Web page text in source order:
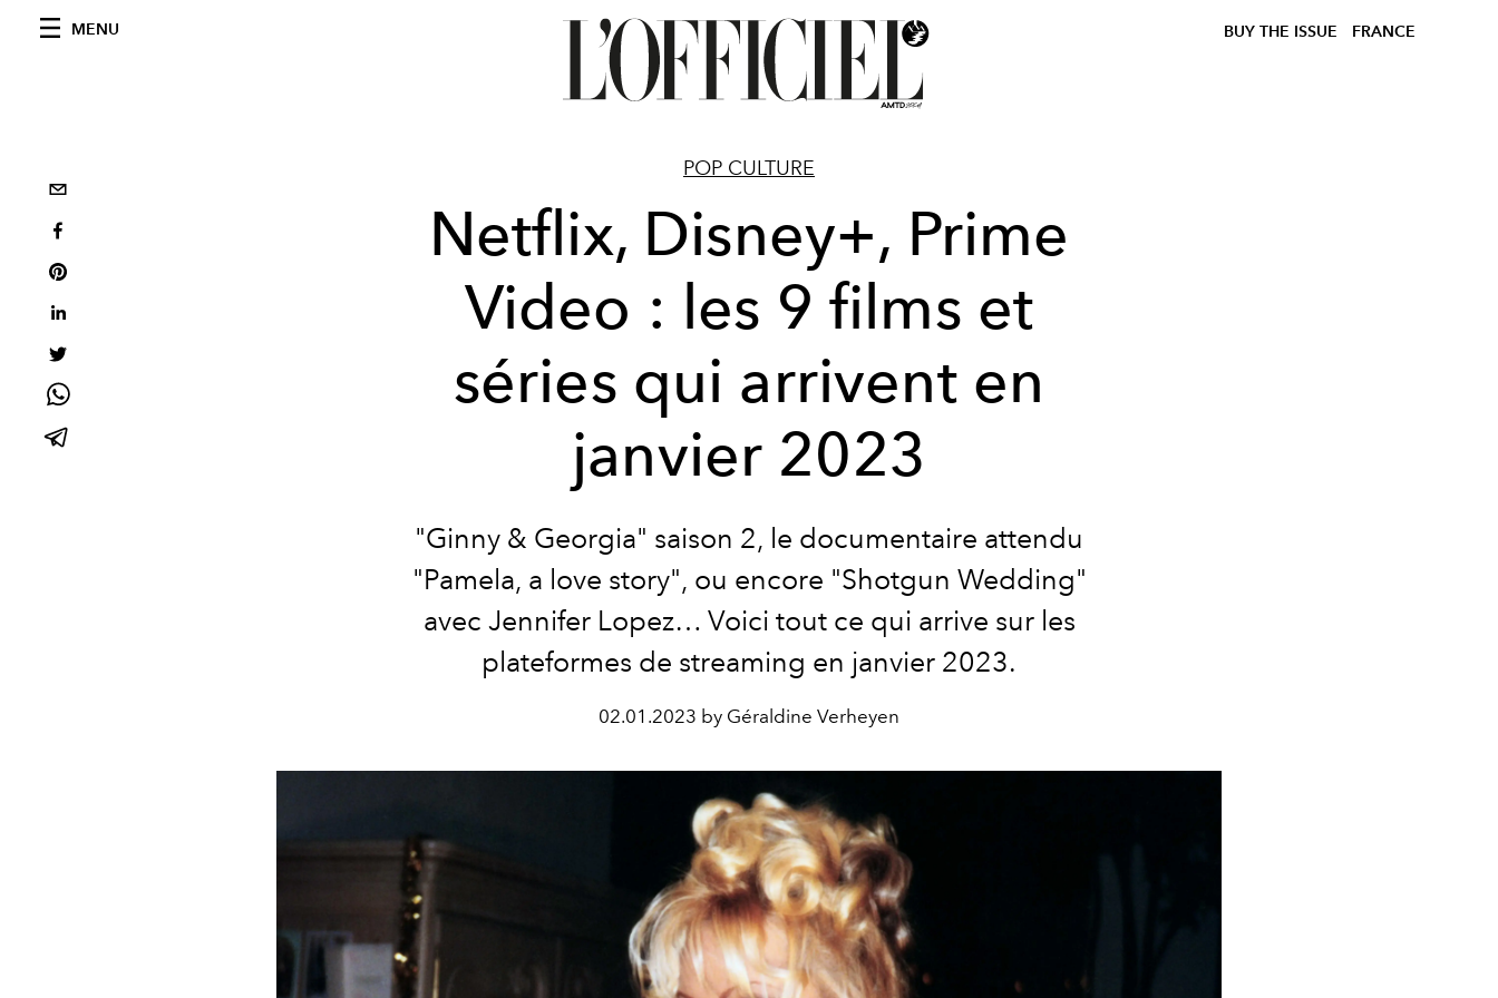
MENU BUY THE ISSUE FRANCE
POP CULTURE
Netflix, Disney+, Prime
Video : les 9 films et
séries qui arrivent en
janvier 2023
"Ginny & Georgia" saison 2, le documentaire attendu
"Pamela, a love story", ou encore "Shotgun Wedding"
avec Jennifer Lopez… Voici tout ce qui arrive sur les
plateformes de streaming en janvier 2023.
02.01.2023 by Géraldine Verheyen